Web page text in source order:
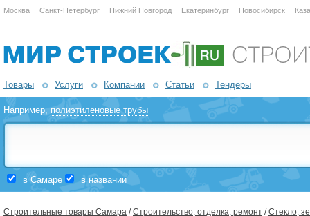
Москва Санкт-Петербург Нижний Новгород Екатеринбург Новосибирск
Товары Услуги Компании Статьи Тендеры
Например,полиэтиленовые трубы
в Самаре в названии
Строительные товары Самара /Строительство, отделка, ремонт /Стекло,